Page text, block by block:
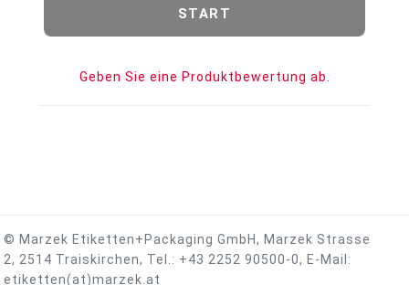
Geben Sie eine Produktbewertung ab.
© Marzek Etiketten+Packaging GmbH, Marzek Strasse
2, 2514 Traiskirchen, Tel.: +43 2252 90500-0, E-Mail:
etiketten(at)marzek.at